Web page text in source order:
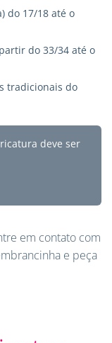
do 17/18 até o
do 33/34 até o
tradicionais do
deve ser
em contato com
e peça